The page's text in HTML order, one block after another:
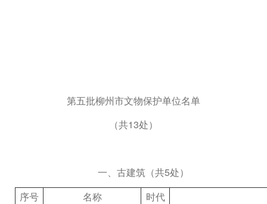
第五批柳州市文物保护单位名单
（共13处）
一、古建筑（共5处）
序号
名称
时代